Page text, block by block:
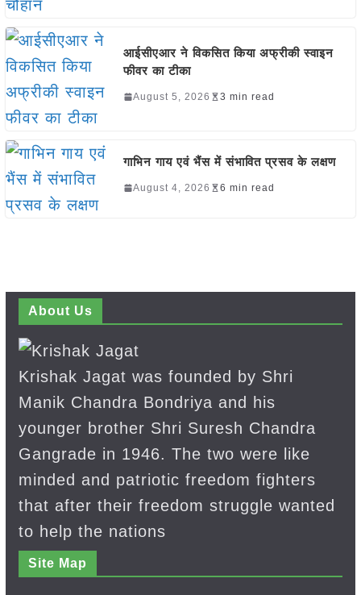
आईसीएआर ने विकसित किया अफ्रीकी स्वाइन
फीवर का टीका
August 5, 2026 3 min read
गाभिन गाय एवं भैंस में संभावित प्रसव के लक्षण
August 4, 2026 6 min read
About Us
Krishak Jagat was founded by Shri
Manik Chandra Bondriya and his
younger brother Shri Suresh Chandra
Gangrade in 1946. The two were like
minded and patriotic freedom fighters
that after their freedom struggle wanted
to help the nations
Site Map